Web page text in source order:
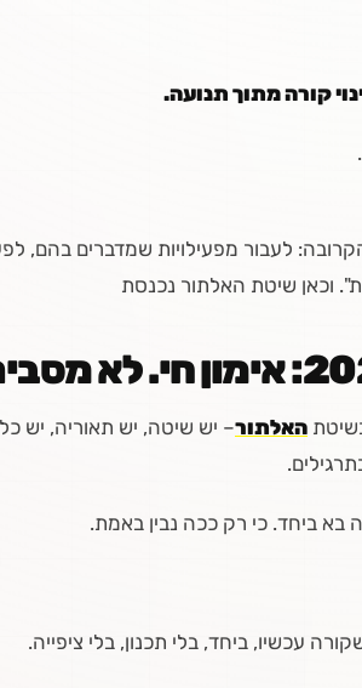
קורה מתוך תנועה.
לעבור מפעילויות שמדברים בהם,
וכאן שיטת האלתור נכנסת
האלתור– יש שיטה, יש תאוריה, יש
בא ביחד. כי רק ככה נבין באמת.
עכשיו, ביחד, בלי תכנון, בלי ציפייה.